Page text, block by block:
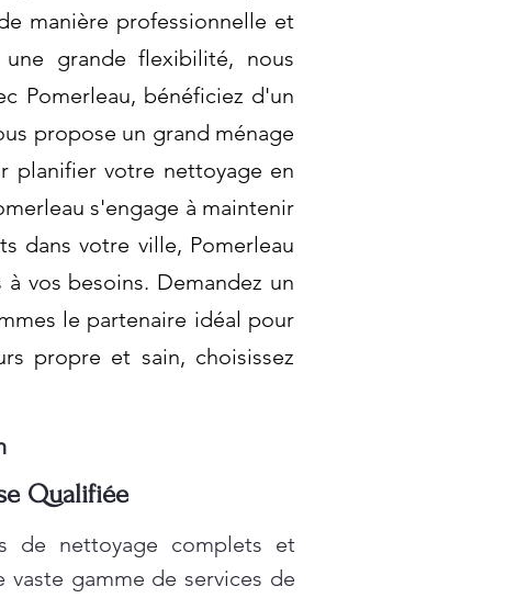
manière professionnelle et
grande flexibilité, nous
Pomerleau, bénéficiez d'un
propose un grand ménage
planifier votre nettoyage en
s'engage à maintenir
dans votre ville, Pomerleau
vos besoins. Demandez un
le partenaire idéal pour
propre et sain, choisissez
Qualifiée
de nettoyage complets et
gamme de services de